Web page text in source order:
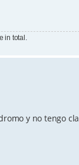
in total.
y no tengo